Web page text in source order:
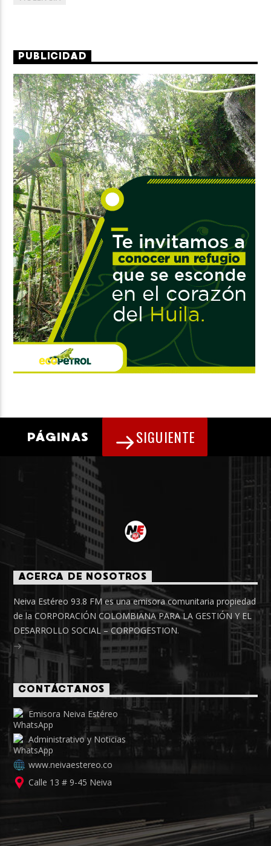
PUBLICIDAD
PÁGINAS SIGUIENTE
ACERCA DE NOSOTROS
Neiva Estéreo 93.8 FM es una emisora comunitaria propiedad
de la CORPORACIÓN COLOMBIANA PARA LA GESTIÓN Y EL
DESARROLLO SOCIAL – CORPOGESTION.
CONTÁCTANOS
Emisora Neiva Estéreo
Administrativo y Noticias
www.neivaestereo.co
Calle 13 # 9-45 Neiva